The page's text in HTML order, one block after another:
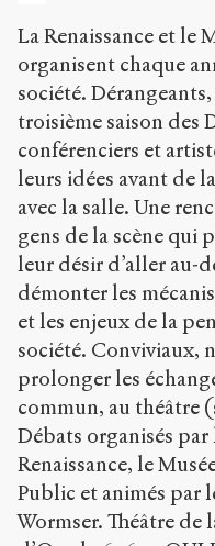
l
c
.
o
r
/
d
o
s
i
e
s
/
9
6
/
Copier la
référence
La Renaissance et le
organisent chaque
société.
troisième saison des
conférenciers et
leurs idées avant de
avec la salle. Une
gens de la scène qui
leur désir d’aller au-
démonter les
et les enjeux de la
société. Conviviaux,
prolonger les
commun, au théâtre
Débats organisés par
Renaissance, le
Public et animés par
Wormser. Théâtre de